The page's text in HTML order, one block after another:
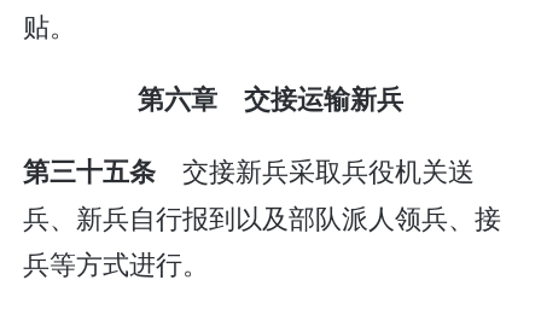
贴。
第六章 交接运输新兵
第三十五条 交接新兵采取兵役机关送
兵、新兵自行报到以及部队派人领兵、接
兵等方式进行。